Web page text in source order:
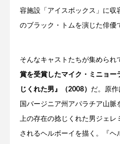
容施設「アイスボックス」に収
のブラック・トムを演じた俳優
そんなキャストたちが集められ
賞を受賞したマイク・ミニョー
じくれた男』（2008） だ。原
国バージニア州アパラチア山脈
上の存在の捻じくれた男ジェ
されるヘルボーイを描く。『